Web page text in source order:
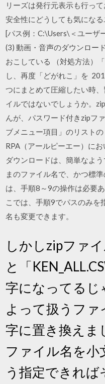
リーズは発行元表示も行っ
安全性にどうしても気にな
[パス例：C:\Users\＜ユー
(3) 動画・音声のダウンロー
おこしている （対処方法）
し、再度「どがれこ」を
つにまとめて圧縮したい時
イルではないでしょうか。
んが、パスワード付きzipフ
ブメニュー項目」のリスト
RPA（アールピーエー）に
ダウンロードは、簡単なよ
まのファイル名で、かつ標
は、手順8～9の操作は必要
こでは、手順9でパスのみを
名も変更できます。
しかしzipファ
と「
字になってるじ
よって扱うファ
字に置き換え
ファイル名を小
う指定できれば